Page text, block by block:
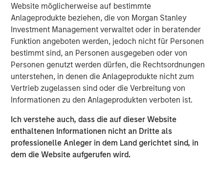
Website möglicherweise auf bestimmte
Anlageprodukte beziehen, die von Morgan Stanley
Investment Management verwaltet oder in beratender
Funktion angeboten werden, jedoch nicht für Personen
bestimmt sind, an Personen ausgegeben oder von
Personen genutzt werden dürfen, die Rechtsordnungen
unterstehen, in denen die Anlageprodukte nicht zum
Vertrieb zugelassen sind oder die Verbreitung von
Informationen zu den Anlageprodukten verboten ist.
Ich verstehe auch, dass die auf dieser Website
enthaltenen Informationen nicht an Dritte als
professionelle Anleger in dem Land gerichtet sind, in
dem die Website aufgerufen wird.
“Access to high-quality data is critical to multiple players
in the offshore-focused ecosystem and we are honored
to partner with the XOCEAN team,” said Vikram Raju,
MSIM’s Head of Climate Private Equity Investing and 1GT.
“We believe XOCEAN’s differentiated capital efficient
solution will remain at the forefront of the industry and
we look forward to supporting the next chapter of the
company’s journey to decarbonize maritime surveying
and build a global leader in ocean data solutions.”
Founded in Ireland in 2017, XOCEAN has revolutionized
offshore geophysical data delivery with its fleet of
Uncrewed Surface Vessels (USVs). These USVs combine
mission endurance, advanced sensors, real-time